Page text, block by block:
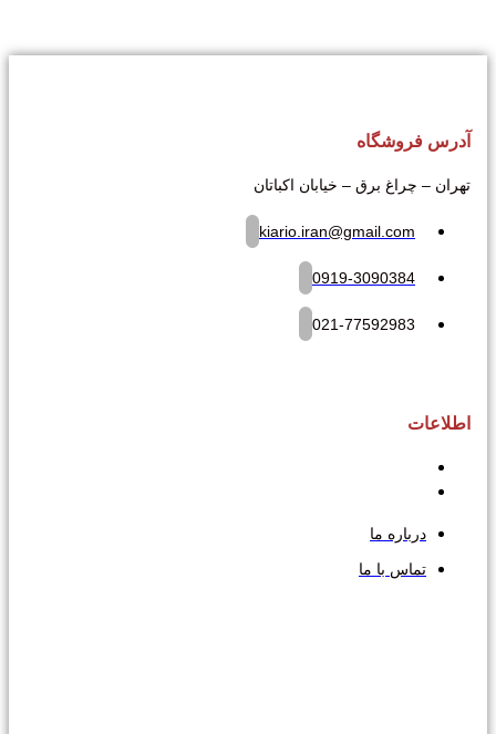
آدرس فروشگاه
تهران – چراغ برق – خیابان اکباتان
kiario.iran@gmail.com
0919-3090384
021-77592983
اطلاعات
درباره ما
تماس با ما